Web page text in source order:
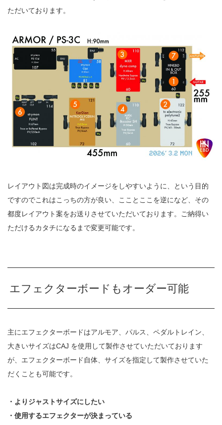
ただいております。
レイアウト図は完成時のイメージをしやすいように、という目的
ですのでこれはこっちの方が良い、こことここを逆になど、その
都度レイアウト案をお送りさせていただいております。ご納得い
ただけるカタチになるまで変更可能です。
エフェクターボードもオーダー可能
主にエフェクターボードはアルモア、パルス、ペダルトレイン、
大きいサイズはCAJ を使用して製作させていただいております
が、エフェクターボード自体、 サイズを指定して製作させていた
だくことも可能です。
・よりジャストサイズにしたい
・使用するエフェクターが決まっている